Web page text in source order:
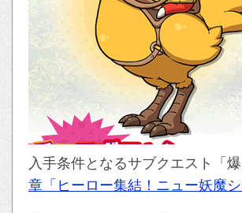
入手条件となるサブクエスト「
章「ヒーロー集結！ニュー妖魔シ